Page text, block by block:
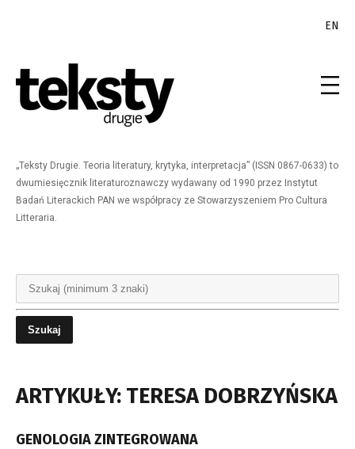
EN
„Teksty Drugie. Teoria literatury, krytyka, interpretacja” (ISSN 0867-0633) to
dwumiesięcznik literaturoznawczy wydawany od 1990 przez Instytut
Badań Literackich PAN we współpracy ze Stowarzyszeniem Pro Cultura
Litteraria.
ARTYKUŁY: TERESA DOBRZYŃSKA
GENOLOGIA ZINTEGROWANA